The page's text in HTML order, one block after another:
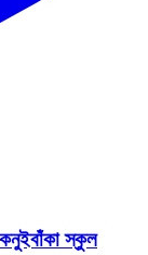
কনুইবাঁকা স্কুল